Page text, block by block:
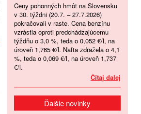
Ceny pohonných hmôt na Slovensku
v 30. týždni (20.7. – 27.7.2026)
pokračovali v raste. Cena benzínu
vzrástla oproti predchádzajúcemu
týždňu o 3,0 %, teda o 0,052 €/l, na
úroveň 1,765 €/l. Nafta zdražela o 4,1
%, teda o 0,069 €/l, na úroveň 1,737
€/l.
Čítaj dalej
Ďalšie novinky